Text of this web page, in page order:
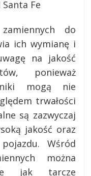
Fe
do
ich wymianę i
na jakość
ponieważ
mogą nie
trwałości
są zazwyczaj
jakość oraz
Wśród
można
jak tarcze